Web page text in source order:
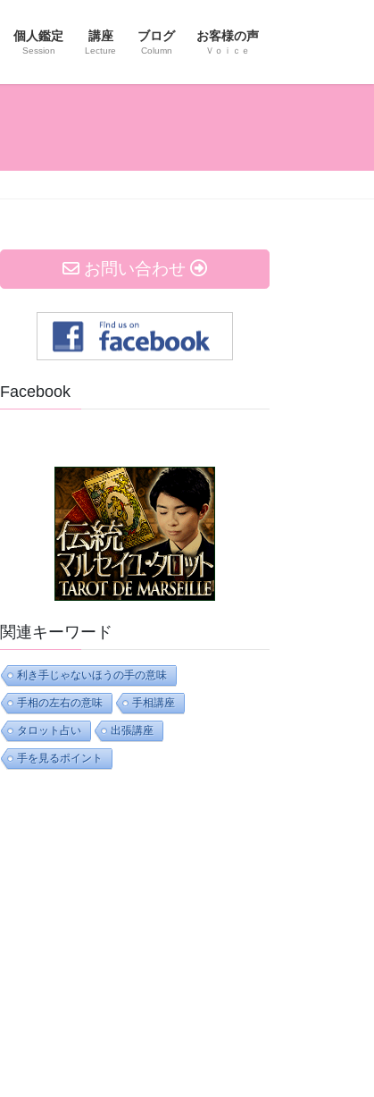
個人鑑定
Session
講座
Lecture
ブログ
Column
お客様の声
Ｖｏｉｃｅ
お問い合わせ
Facebook
関連キーワード
利き手じゃないほうの手の意味
手相の左右の意味 手相講座
タロット占い 出張講座
手を見るポイント